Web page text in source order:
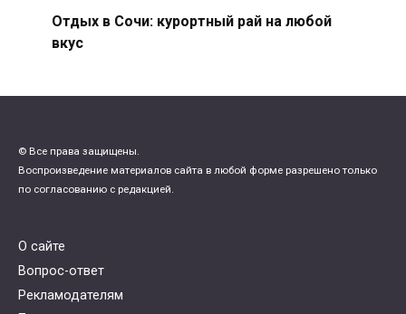
Отдых в Сочи: курортный рай на любой
вкус
© Все права защищены.
Воспроизведение материалов сайта в любой форме разрешено только
по согласованию с редакцией.
О сайте
Вопрос-ответ
Рекламодателям